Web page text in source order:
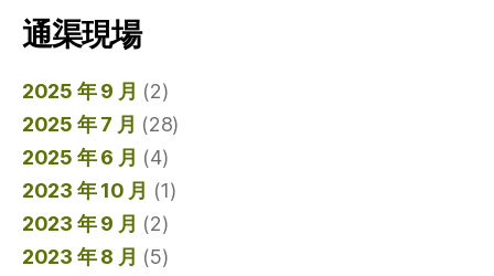
通渠現場
2025 年 9 月 (2)
2025 年 7 月 (28)
2025 年 6 月 (4)
2023 年 10 月 (1)
2023 年 9 月 (2)
2023 年 8 月 (5)